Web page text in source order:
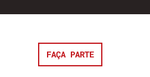
FAÇA PARTE